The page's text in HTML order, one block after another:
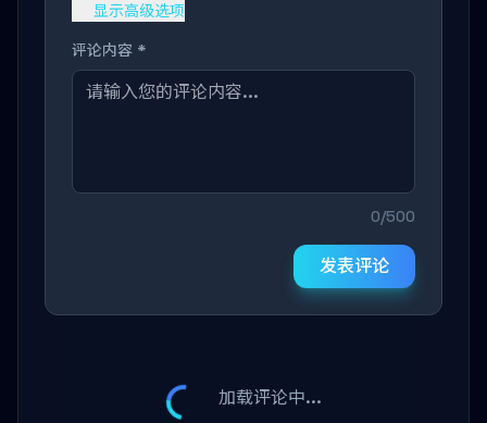
显示高级选项
评论内容 *
0/500
发表评论
加载评论中...